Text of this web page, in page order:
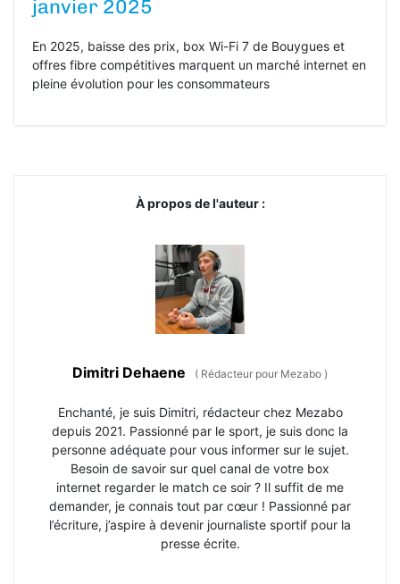
janvier 2025
En 2025, baisse des prix, box Wi-Fi 7 de Bouygues et
offres fibre compétitives marquent un marché internet en
pleine évolution pour les consommateurs
À propos de l'auteur :
Dimitri Dehaene ( Rédacteur pour Mezabo )
Enchanté, je suis Dimitri, rédacteur chez Mezabo
depuis 2021. Passionné par le sport, je suis donc la
personne adéquate pour vous informer sur le sujet.
Besoin de savoir sur quel canal de votre box
internet regarder le match ce soir ? Il suffit de me
demander, je connais tout par cœur ! Passionné par
l’écriture, j’aspire à devenir journaliste sportif pour la
presse écrite.